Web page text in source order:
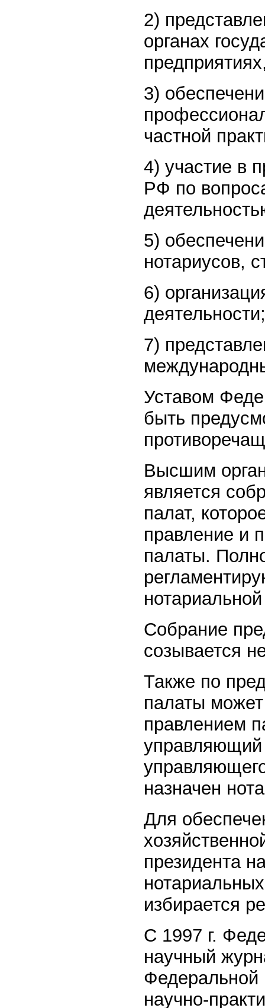
2)
органах
3)
частной
4) участие в
РФ по
5)
нотариусов,
6)
деятельности;
7)
Уставом
быть
Высшим
является
палат,
правление и
палаты.
Собрание
созывается
Также по
палаты
правлением
назначен
Для
президента
избирается
С 1997 г.
научный
Федеральной
научно-